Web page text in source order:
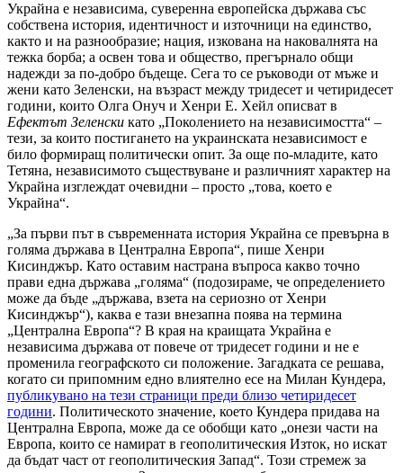
Украйна е независима, суверенна европейска държава със
собствена история, идентичност и източници на единство,
както и на разнообразие; нация, изкована на наковалнята на
тежка борба; а освен това и общество, прегърнало общи
надежди за по-добро бъдеще. Сега то се ръководи от мъже и
жени като Зеленски, на възраст между тридесет и четиридесет
години, които Олга Онуч и Хенри Е. Хейл описват в
Ефектът Зеленски като „Поколението на независимостта“ –
тези, за които постигането на украинската независимост е
било формиращ политически опит. За още по-младите, като
Тетяна, независимото съществуване и различният характер на
Украйна изглеждат очевидни – просто „това, което е
Украйна“.
„За първи път в съвременната история Украйна се превърна в
голяма държава в Централна Европа“, пише Хенри
Кисинджър. Като оставим настрана въпроса какво точно
прави една държава „голяма“ (подозираме, че определението
може да бъде „държава, взета на сериозно от Хенри
Кисинджър“), каква е тази внезапна поява на термина
„Централна Европа“? В края на краищата Украйна е
независима държава от повече от тридесет години и не е
променила географското си положение. Загадката се решава,
когато си припомним едно влиятелно есе на Милан Кундера,
публикувано на тези страници преди близо четиридесет
години. Политическото значение, което Кундера придава на
Централна Европа, може да се обобщи като „онези части на
Европа, които се намират в геополитическия Изток, но искат
да бъдат част от геополитическия Запад“. Този стремеж за